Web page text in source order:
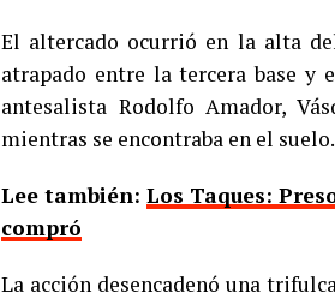
El altercado ocurrió en la alta
atrapado entre la tercera base y
antesalista Rodolfo Amador,
mientras se encontraba en el suelo.
Lee también: Los Taques:
compró
La acción desencadenó una